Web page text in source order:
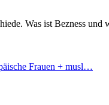
Was ist Bezness
Frauen + musl…